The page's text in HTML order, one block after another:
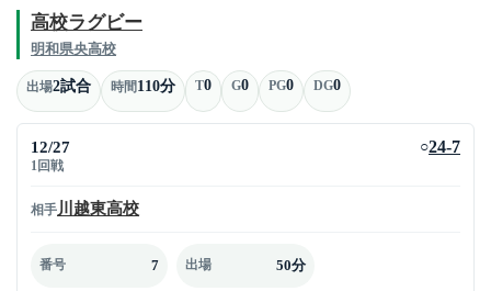
高校ラグビー
明和県央高校
出場2試合 時間110分 T0 G0 PG0 DG0
12/27
1回戦
○24-7
相手 川越東高校
番号 7 出場 50分